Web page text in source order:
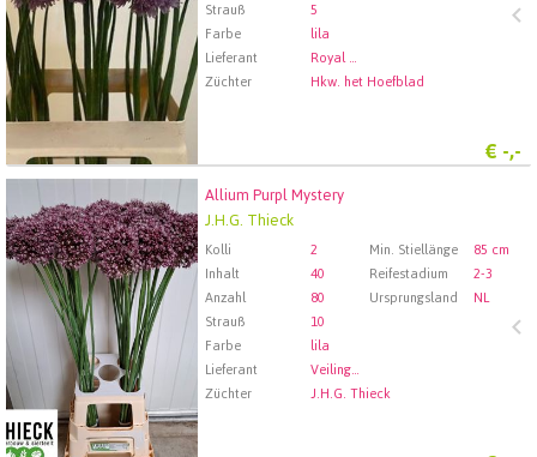
Strauß
5
Farbe
lila
Lieferant
Royal FloraHolland Aalsmeer
Züchter
Hkw. het Hoefblad
€ -,-
Allium Purpl Mystery
J.H.G. Thieck
Kolli 2 Min. Stiellänge
85 cm
Inhalt
40 Reifestadium
2-3
Anzahl
80 Ursprungsland
NL
Strauß
10
Farbe
lila
Lieferant
Veiling Rhein-Maas GmbH & Co. KG
Züchter
J.H.G. Thieck
Allium Purpl Mystery
Wählen Sie zuerst ein Abfartdatum.